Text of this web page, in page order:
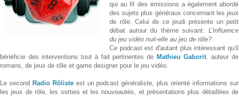
qui au fil des émissions a également abordé
des sujets plus généraux concernant les jeux
de rôle. Celui de ce jeudi présente un petit
débat autour du thème suivant: L'influence
du jeu vidéo nuit-elle au jeu de rôle?
Ce podcast est d'autant plus intéressant qu'il
bénéficie des interventions tout à fait pertinentes de Mathieu Gaborit , auteur de
romans, de jeux de rôle et game designer pour le jeu vidéo.
Le second Radio Rôlisteest un podcast généraliste, plus orienté informations sur
les jeux de rôle, les sorties et les nouveautés, et présentations plus détaillées de